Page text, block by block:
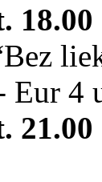
18.00
Eur 4
21.00